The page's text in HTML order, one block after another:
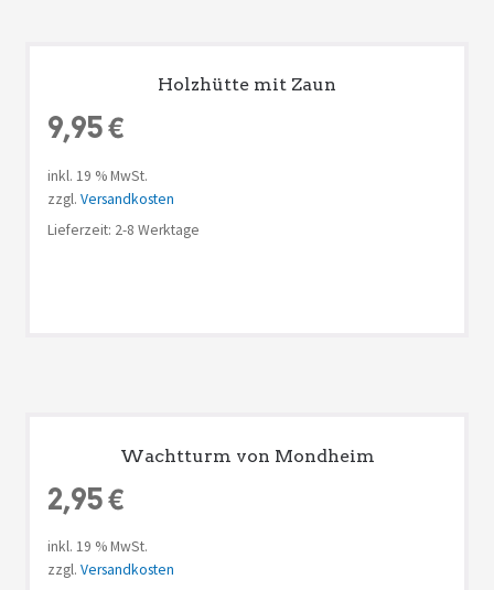
Holzhütte mit Zaun
9,95€
inkl. 19 % MwSt.
zzgl. Versandkosten
Lieferzeit: 2-8 Werktage
Wachtturm von Mondheim
2,95€
inkl. 19 % MwSt.
zzgl. Versandkosten